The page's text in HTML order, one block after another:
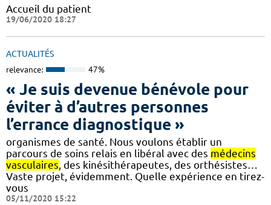
Accueil du patient
19/06/2020 18:27
ACTUALITÉS
relevance: 47%
« Je suis devenue bénévole pour
éviter à d’autres personnes
l’errance diagnostique »
organismes de santé. Nous voulons établir un
parcours de soins relais en libéral avec des médecins
vasculaires, des kinésithérapeutes, des orthésistes…
Vaste projet, évidemment. Quelle expérience en tirez-
vous
05/11/2020 15:22